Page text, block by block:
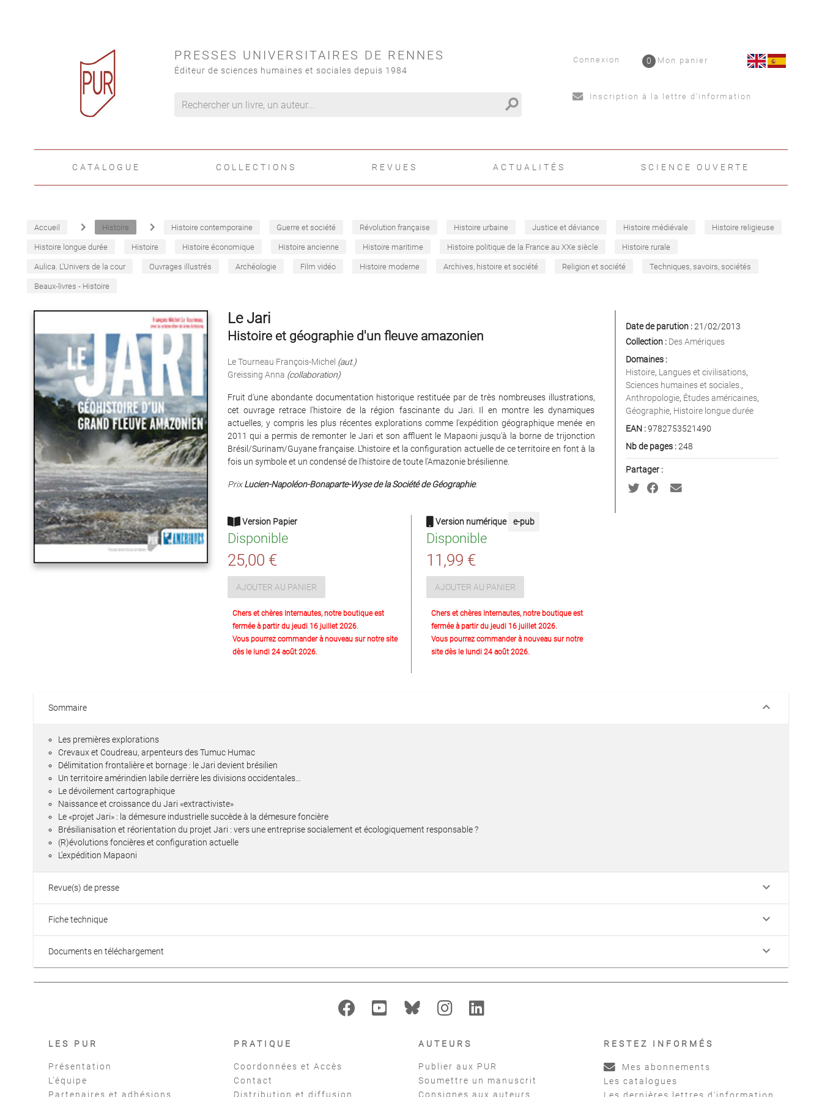
PRESSES UNIVERSITAIRES DE RENNES
Éditeur de sciences humaines et sociales depuis 1984
search
Connexion Mon panier
0
Inscription à la lettre d'information
CATALOGUE COLLECTIONS REVUES ACTUALITÉS SCIENCE OUVERTE
Accueil navigate_next Histoire navigate_next Histoire contemporaine Guerre et société Révolution française Histoire urbaine Justice et déviance Histoire médiévale Histoire religieuse
Histoire longue durée Histoire Histoire économique Histoire ancienne Histoire maritime Histoire politique de la France au XXe siècle Histoire rurale
Aulica. L'Univers de la cour Ouvrages illustrés Archéologie Film vidéo Histoire moderne Archives, histoire et société Religion et société Techniques, savoirs, sociétés
Beaux-livres - Histoire
Le Jari
Histoire et géographie d'un fleuve amazonien
Le Tourneau François-Michel (aut.)
Greissing Anna (collaboration)
Fruit d'une abondante documentation historique restituée par de très nombreuses illustrations,
cet ouvrage retrace l'histoire de la région fascinante du Jari. Il en montre les dynamiques
actuelles, y compris les plus récentes explorations comme l'expédition géographique menée en
2011 qui a permis de remonter le Jari et son affluent le Mapaoni jusqu'à la borne de trijonction
Brésil/Surinam/Guyane française. L'histoire et la configuration actuelle de ce territoire en font à la
fois un symbole et un condensé de l'histoire de toute l'Amazonie brésilienne.
PrixLucien-Napoléon-Bonaparte-Wyse de la Société de Géographie.
Version Papier
Disponible
25,00 €
AJOUTER AU PANIER
Chers et chères Internautes, notre boutique est
fermée à partir du jeudi 16 juillet 2026.
Vous pourrez commander à nouveau sur notre site
dès le lundi 24 août 2026.
Version numérique e-pub
Disponible
11,99 €
AJOUTER AU PANIER
Chers et chères Internautes, notre boutique est
fermée à partir du jeudi 16 juillet 2026.
Vous pourrez commander à nouveau sur notre
site dès le lundi 24 août 2026.
Date de parution :21/02/2013
Collection : Des Amériques
Domaines :
Histoire, Langues et civilisations,
Sciences humaines et sociales. ,
Anthropologie, Études américaines,
Géographie, Histoire longue durée
EAN :9782753521490
Nb de pages :248
Partager :
Sommaire keyboard_arrow_down
Les premières explorations
Crevaux et Coudreau, arpenteurs des Tumuc Humac
Délimitation frontalière et bornage : le Jari devient brésilien
Un territoire amérindien labile derrière les divisions occidentales…
Le dévoilement cartographique
Naissance et croissance du Jari «extractiviste»
Le «projet Jari» : la démesure industrielle succède à la démesure foncière
Brésilianisation et réorientation du projet Jari : vers une entreprise socialement et écologiquement responsable ?
(R)évolutions foncières et configuration actuelle
L'expédition Mapaoni
Revue(s) de presse keyboard_arrow_down
Fiche technique keyboard_arrow_down
Documents en téléchargement keyboard_arrow_down
LES PUR
Présentation
L'équipe
Partenaires et adhésions
PRATIQUE
Coordonnées et Accès
Contact
Distribution et diffusion
AUTEURS
Publier aux PUR
Soumettre un manuscrit
Consignes aux auteurs
RESTEZ INFORMÉS
Mes abonnements
Les catalogues